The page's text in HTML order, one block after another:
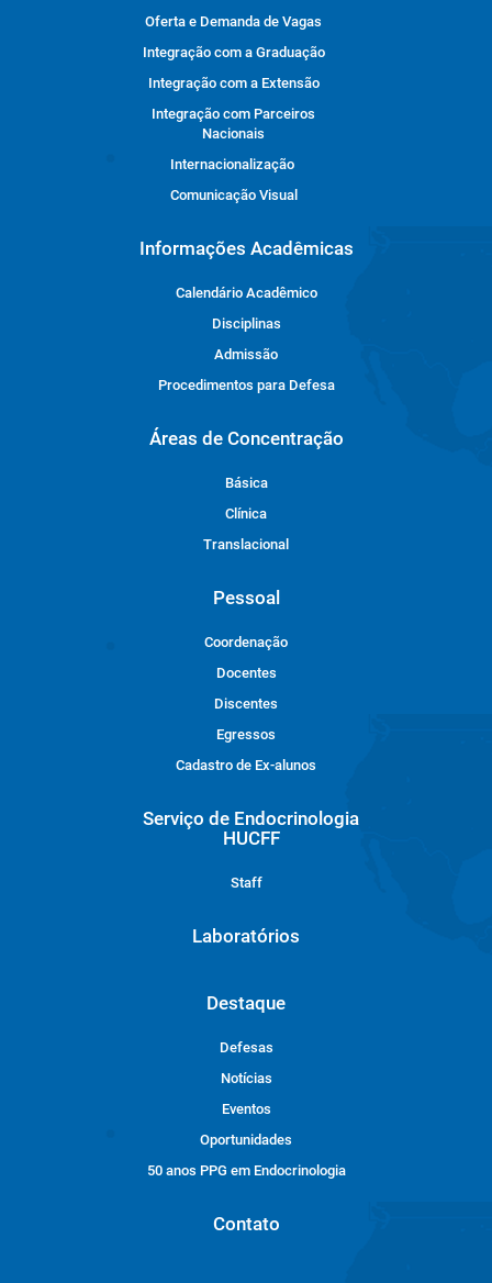
Oferta e Demanda de Vagas
Integração com a Graduação
Integração com a Extensão
Integração com Parceiros
Nacionais
Internacionalização
Comunicação Visual
Informações Acadêmicas
Calendário Acadêmico
Disciplinas
Admissão
Procedimentos para Defesa
Áreas de Concentração
Básica
Clínica
Translacional
Pessoal
Coordenação
Docentes
Discentes
Egressos
Cadastro de Ex-alunos
Serviço de Endocrinologia
HUCFF
Staff
Laboratórios
Destaque
Defesas
Notícias
Eventos
Oportunidades
50 anos PPG em Endocrinologia
Contato